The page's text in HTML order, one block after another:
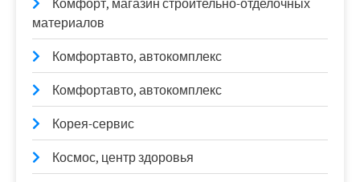
Комфорт, магазин строительно-отделочных
материалов
Комфортавто, автокомплекс
Комфортавто, автокомплекс
Корея-сервис
Космос, центр здоровья